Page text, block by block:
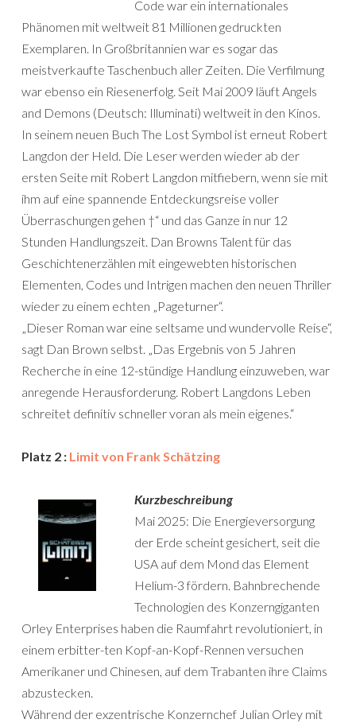
Code war ein internationales
Phänomen mit weltweit 81 Millionen gedruckten
Exemplaren. In Großbritannien war es sogar das
meistverkaufte Taschenbuch aller Zeiten. Die Verfilmung
war ebenso ein Riesenerfolg. Seit Mai 2009 läuft Angels
and Demons (Deutsch: Illuminati) weltweit in den Kinos.
In seinem neuen Buch The Lost Symbol ist erneut Robert
Langdon der Held. Die Leser werden wieder ab der
ersten Seite mit Robert Langdon mitfiebern, wenn sie mit
ihm auf eine spannende Entdeckungsreise voller
Überraschungen gehen †“ und das Ganze in nur 12
Stunden Handlungszeit. Dan Browns Talent für das
Geschichtenerzählen mit eingewebten historischen
Elementen, Codes und Intrigen machen den neuen Thriller
wieder zu einem echten „Pageturner“.
„Dieser Roman war eine seltsame und wundervolle Reise“,
sagt Dan Brown selbst. „Das Ergebnis von 5 Jahren
Recherche in eine 12-stündige Handlung einzuweben, war
anregende Herausforderung. Robert Langdons Leben
schreitet definitiv schneller voran als mein eigenes.“
Platz 2 : Limit von Frank Schätzing
Kurzbeschreibung
Mai 2025: Die Energieversorgung
der Erde scheint gesichert, seit die
USA auf dem Mond das Element
Helium-3 fördern. Bahnbrechende
Technologien des Konzerngiganten
Orley Enterprises haben die Raumfahrt revolutioniert, in
einem erbitter-ten Kopf-an-Kopf-Rennen versuchen
Amerikaner und Chinesen, auf dem Trabanten ihre Claims
abzustecken.
Während der exzentrische Konzernchef Julian Orley mit